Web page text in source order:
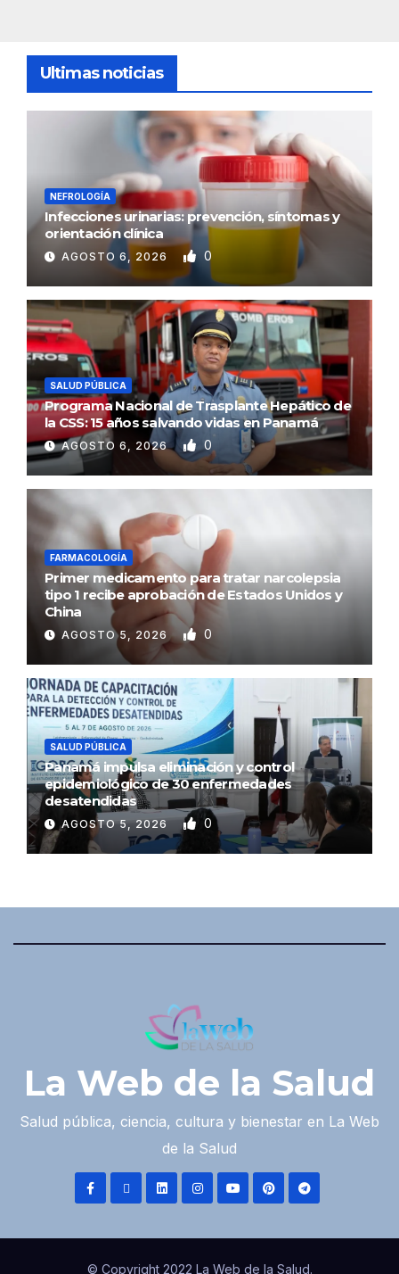
Ultimas noticias
NEFROLOGÍA
Infecciones urinarias: prevención, síntomas y
orientación clínica
AGOSTO 6, 2026 0
SALUD PÚBLICA
Programa Nacional de Trasplante Hepático de
la CSS: 15 años salvando vidas en Panamá
AGOSTO 6, 2026 0
FARMACOLOGÍA
Primer medicamento para tratar narcolepsia
tipo 1 recibe aprobación de Estados Unidos y
China
AGOSTO 5, 2026 0
SALUD PÚBLICA
Panamá impulsa eliminación y control
epidemiológico de 30 enfermedades
desatendidas
AGOSTO 5, 2026 0
La Web de la Salud
Salud pública, ciencia, cultura y bienestar en La Web
de la Salud
© Copyright 2022 La Web de la Salud.